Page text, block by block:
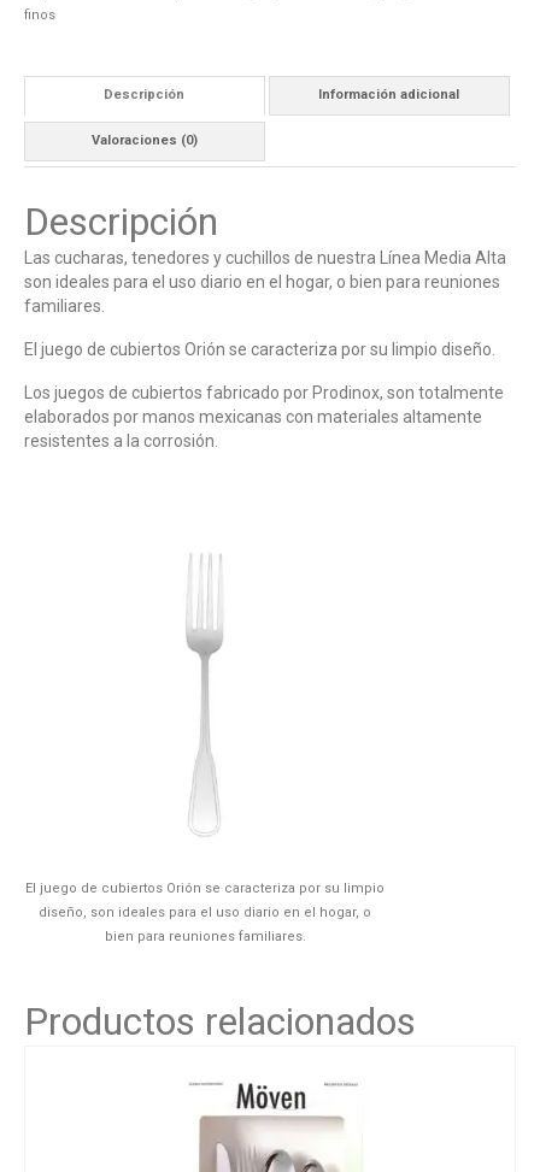
finos
Descripción Información adicional
Valoraciones (0)
Descripción
Las cucharas, tenedores y cuchillos de nuestra Línea Media Alta
son ideales para el uso diario en el hogar, o bien para reuniones
familiares.
El juego de cubiertos Orión se caracteriza por su limpio diseño.
Los juegos de cubiertos fabricado por Prodinox, son totalmente
elaborados por manos mexicanas con materiales altamente
resistentes a la corrosión.
El juego de cubiertos Orión se caracteriza por su limpio
diseño, son ideales para el uso diario en el hogar, o
bien para reuniones familiares.
Productos relacionados